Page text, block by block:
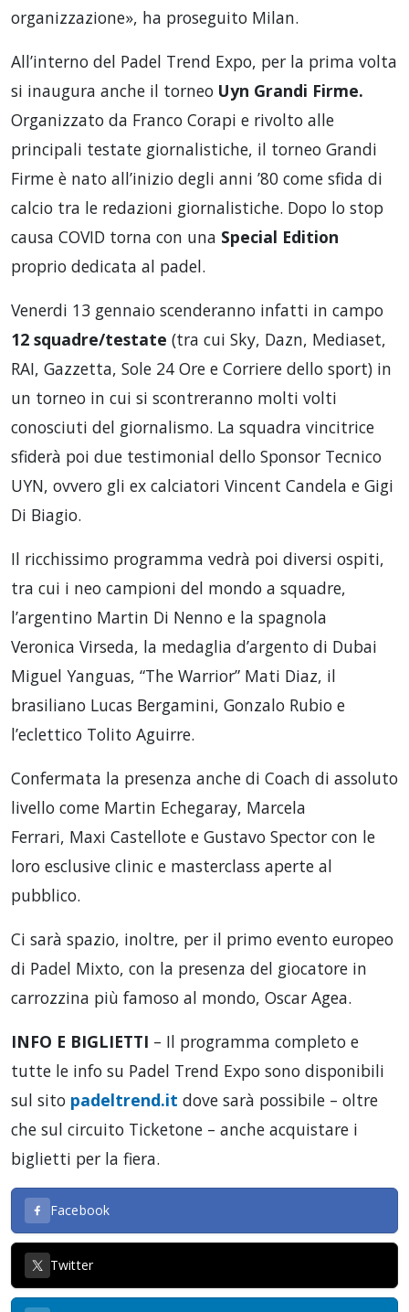
organizzazione», ha proseguito Milan.
All’interno del Padel Trend Expo, per la prima volta
si inaugura anche il torneo Uyn Grandi Firme.
Organizzato da Franco Corapi e rivolto alle
principali testate giornalistiche, il torneo Grandi
Firme è nato all’inizio degli anni ’80 come sfida di
calcio tra le redazioni giornalistiche. Dopo lo stop
causa COVID torna con una Special Edition
proprio dedicata al padel.
Venerdi 13 gennaio scenderanno infatti in campo
12 squadre/testate (tra cui Sky, Dazn, Mediaset,
RAI, Gazzetta, Sole 24 Ore e Corriere dello sport) in
un torneo in cui si scontreranno molti volti
conosciuti del giornalismo. La squadra vincitrice
sfiderà poi due testimonial dello Sponsor Tecnico
UYN, ovvero gli ex calciatori Vincent Candela e Gigi
Di Biagio.
Il ricchissimo programma vedrà poi diversi ospiti,
tra cui i neo campioni del mondo a squadre,
l’argentino Martin Di Nenno e la spagnola
Veronica Virseda, la medaglia d’argento di Dubai
Miguel Yanguas, “The Warrior” Mati Diaz, il
brasiliano Lucas Bergamini, Gonzalo Rubio e
l’eclettico Tolito Aguirre.
Confermata la presenza anche di Coach di assoluto
livello come Martin Echegaray, Marcela
Ferrari, Maxi Castellote e Gustavo Spector con le
loro esclusive clinic e masterclass aperte al
pubblico.
Ci sarà spazio, inoltre, per il primo evento europeo
di Padel Mixto, con la presenza del giocatore in
carrozzina più famoso al mondo, Oscar Agea.
INFO E BIGLIETTI – Il programma completo e
tutte le info su Padel Trend Expo sono disponibili
sul sito padeltrend.it dove sarà possibile – oltre
che sul circuito Ticketone – anche acquistare i
biglietti per la fiera.
Facebook
Twitter